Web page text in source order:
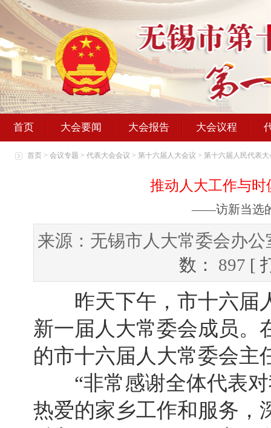
首页 大会要闻 大会报告 大会议程
首页 > 会议专题 > 代表大会会议 > 第十六届人大会议 > 第十六届人民代表
推动人大工作与
——访新当选
来源：无锡市人大常委会办
数： 897 [
昨天下午，市十六届
新一届人大常委会成员。
的市十六届人大常委会主
“非常感谢全体代表对
热爱的家乡工作和服务，